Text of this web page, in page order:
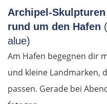
Archipel-
rund um den Hafen
alue)
Am Hafen begegnen dir
und kleine Landmarken,
passen. Gerade bei
Mohács
Osijek